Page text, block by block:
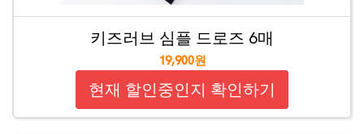
키즈러브 심플 드로즈 6매
19,900원
현재 할인중인지 확인하기